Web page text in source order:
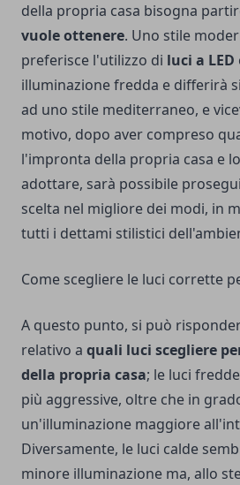
della propria casa bisogna
vuole ottenere. Uno stile
preferisce l'utilizzo di luci a LED
illuminazione fredda e differirà
ad uno stile mediterraneo, e
motivo, dopo aver compreso
l'impronta della propria casa e
adottare, sarà possibile
scelta nel migliore dei modi, in
tutti i dettami stilistici
Come scegliere le luci corrette
A questo punto, si può
relativo a quali luci scegliere
della propria casa; le luci
più aggressive, oltre che in
un'illuminazione maggiore
Diversamente, le luci calde
minore illuminazione ma, allo